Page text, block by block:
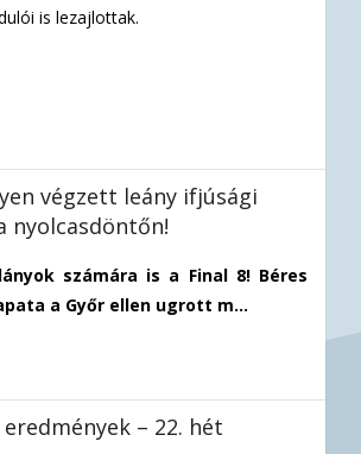
is lezajlottak.
végzett leány ifjúsági
nyolcasdöntőn!
számára is a Final 8! Béres
a Győr ellen ugrott m...
– 22. hét